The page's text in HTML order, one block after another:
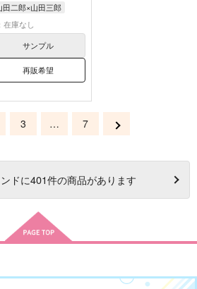
田二郎×山田三郎
山田二郎
在庫なし
サンプル
再販希望
3 … 7
ドに401件の商品があります